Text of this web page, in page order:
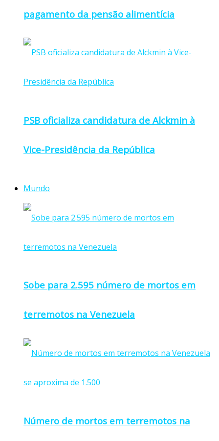
pagamento da pensão alimentícia
PSB oficializa candidatura de Alckmin à
Vice-Presidência da República
Mundo
Sobe para 2.595 número de mortos em
terremotos na Venezuela
Número de mortos em terremotos na